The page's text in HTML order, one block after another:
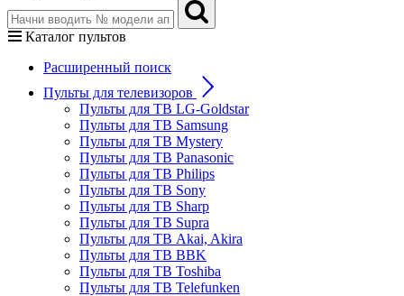
Каталог пультов
Расширенный поиск
Пульты для телевизоров
Пульты для ТВ LG-Goldstar
Пульты для ТВ Samsung
Пульты для ТВ Mystery
Пульты для ТВ Panasonic
Пульты для ТВ Philips
Пульты для ТВ Sony
Пульты для ТВ Sharp
Пульты для ТВ Supra
Пульты для ТВ Akai, Akira
Пульты для ТВ BBK
Пульты для ТВ Toshiba
Пульты для ТВ Telefunken